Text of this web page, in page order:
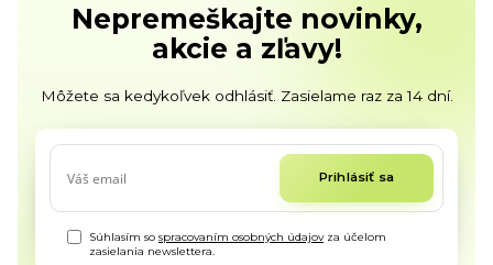
Nepremeškajte novinky,
akcie a zľavy!
Môžete sa kedykoľvek odhlásiť. Zasielame raz za 14 dní.
Prihlásiť sa
Súhlasím sospracovaním osobných údajovza účelom
zasielania newslettera.